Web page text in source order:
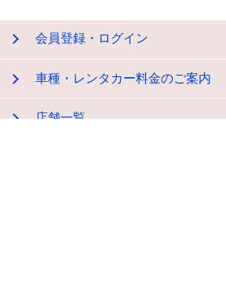
会員登録・ログイン
車種・レンタカー料金のご案内
店舗一覧